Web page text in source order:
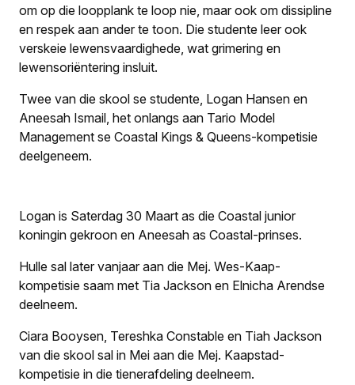
om op die loopplank te loop nie, maar ook om dissipline
en respek aan ander te toon. Die studente leer ook
verskeie lewensvaardighede, wat grimering en
lewensoriëntering insluit.
Twee van die skool se studente, Logan Hansen en
Aneesah Ismail, het onlangs aan Tario Model
Management se Coastal Kings & Queens-kompetisie
deelgeneem.
Logan is Saterdag 30 Maart as die Coastal junior
koningin gekroon en Aneesah as Coastal-prinses.
Hulle sal later vanjaar aan die Mej. Wes-Kaap-
kompetisie saam met Tia Jackson en Elnicha Arendse
deelneem.
Ciara Booysen, Tereshka Constable en Tiah Jackson
van die skool sal in Mei aan die Mej. Kaapstad-
kompetisie in die tienerafdeling deelneem.